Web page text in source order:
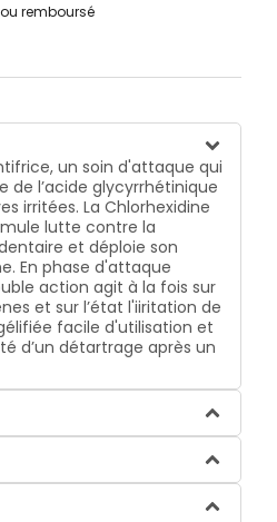
remboursé
un soin d'attaque qui
de l’acide glycyrrhétinique
irritées. La Chlorhexidine
lutte contre la
et déploie son
En phase d'attaque
action agit à la fois sur
et sur l’état l'iiritation de
facile d'utilisation et
d’un détartrage après un